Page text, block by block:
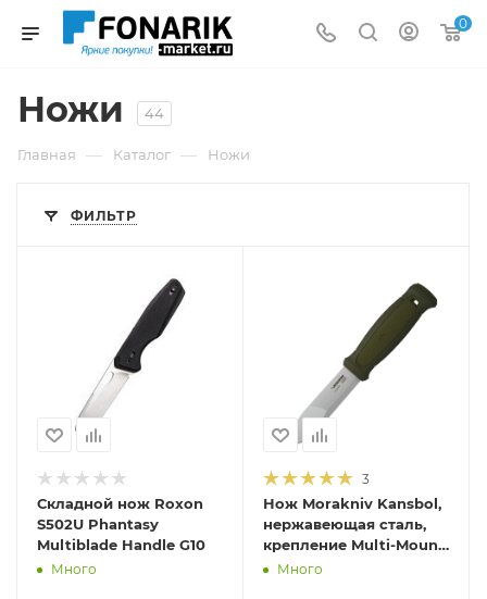
0
Ножи 44
Главная — Каталог — Ножи
ФИЛЬТР
Складной нож Roxon
S502U Phantasy
Multiblade Handle G10
Много
3
Нож Morakniv Kansbol,
нержавеющая сталь,
крепление Multi-Mount,
12645
Много